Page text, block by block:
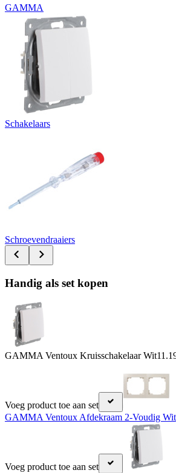
GAMMA
Schakelaars
Schroevendraaiers
Handig als set kopen
GAMMA Ventoux Kruisschakelaar Wit
Voeg product toe aan set
GAMMA Ventoux Afdekraam 2-Voudig Wit
Voeg product toe aan set